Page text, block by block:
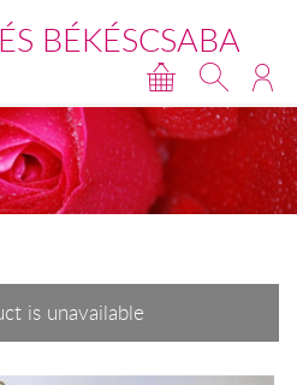
BÉKÉSCSABA
is unavailable